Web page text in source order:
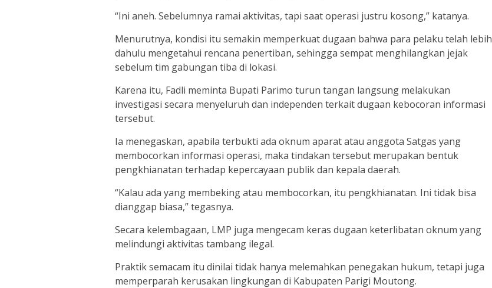
“Ini aneh. Sebelumnya ramai aktivitas, tapi saat operasi justru kosong,” katanya.
Menurutnya, kondisi itu semakin memperkuat dugaan bahwa para pelaku telah lebih
dahulu mengetahui rencana penertiban, sehingga sempat menghilangkan jejak
sebelum tim gabungan tiba di lokasi.
Karena itu, Fadli meminta Bupati Parimo turun tangan langsung melakukan
investigasi secara menyeluruh dan independen terkait dugaan kebocoran informasi
tersebut.
Ia menegaskan, apabila terbukti ada oknum aparat atau anggota Satgas yang
membocorkan informasi operasi, maka tindakan tersebut merupakan bentuk
pengkhianatan terhadap kepercayaan publik dan kepala daerah.
“Kalau ada yang membeking atau membocorkan, itu pengkhianatan. Ini tidak bisa
dianggap biasa,” tegasnya.
Secara kelembagaan, LMP juga mengecam keras dugaan keterlibatan oknum yang
melindungi aktivitas tambang ilegal.
Praktik semacam itu dinilai tidak hanya melemahkan penegakan hukum, tetapi juga
memperparah kerusakan lingkungan di Kabupaten Parigi Moutong.